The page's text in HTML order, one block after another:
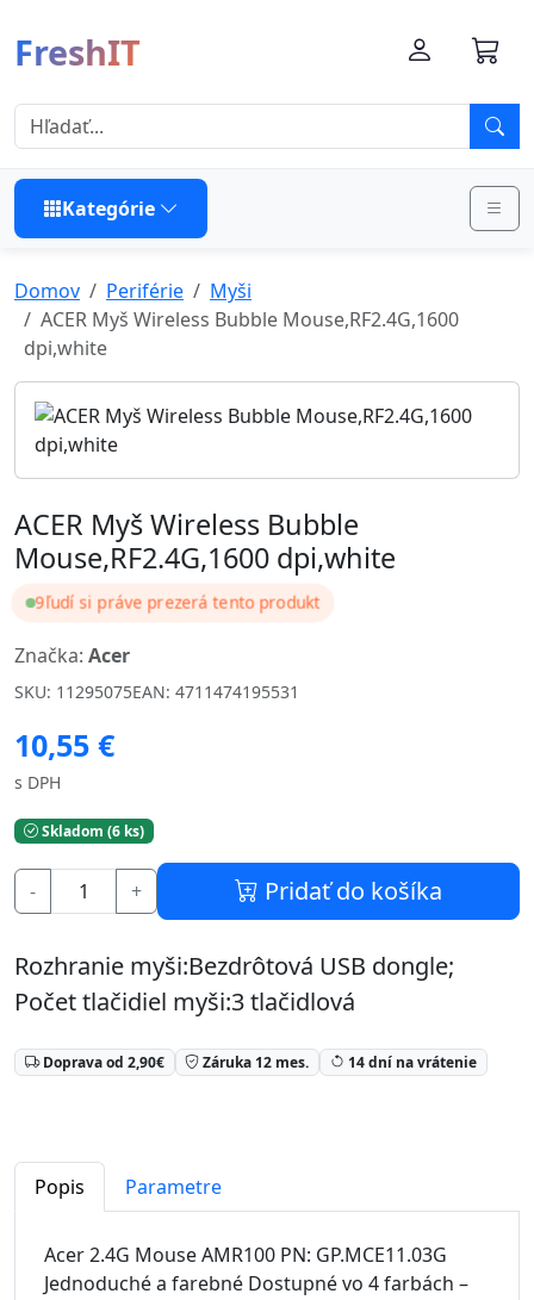
FreshIT
Kategórie
Domov Periférie
Myši
ACER Myš Wireless Bubble Mouse,RF2.4G,1600
dpi,white
ACER Myš Wireless Bubble
Mouse,RF2.4G,1600 dpi,white
9ľudí si práve prezerá tento produkt
Značka: Acer
SKU: 11295075EAN: 4711474195531
10,55 €
s DPH
Skladom (6 ks)
- + Pridať do košíka
Rozhranie myši:Bezdrôtová USB dongle;
Počet tlačidiel myši:3 tlačidlová
Doprava od 2,90€ Záruka 12 mes. 14 dní na vrátenie
Popis Parametre
Acer 2.4G Mouse AMR100 PN: GP.MCE11.03G
Jednoduché a farebné Dostupné vo 4 farbách –